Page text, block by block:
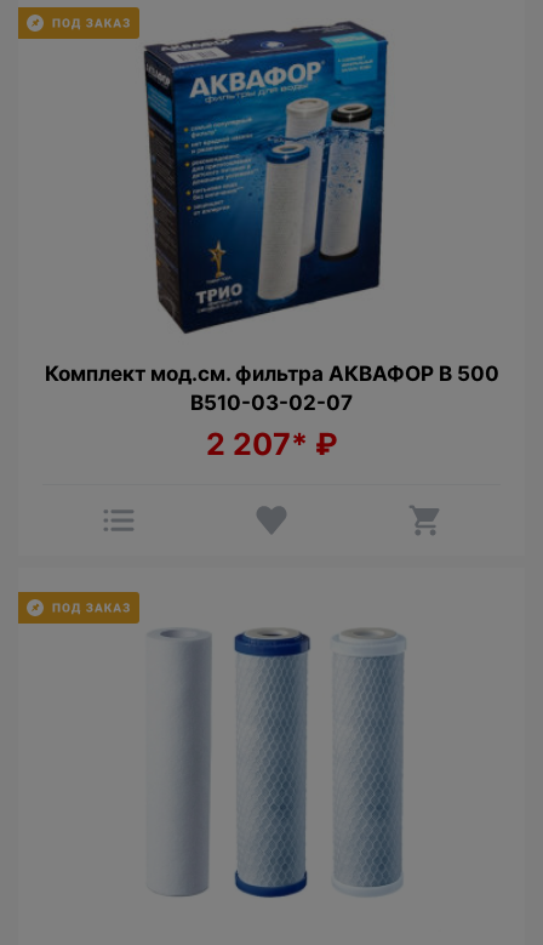
Комплект мод.см. фильтра АКВАФОР В 500
В510-03-02-07
2 207* ₽